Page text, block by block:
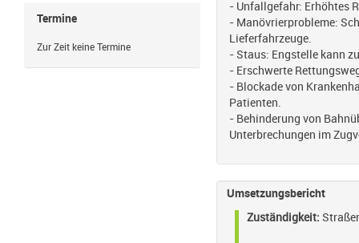
Termine
Zur Zeit keine Termine
- Unfallgefahr: Erhöhtes
- Manövrierprobleme:
Lieferfahrzeuge.
- Staus: Engstelle kann
- Erschwerte
- Blockade von
Patienten.
- Behinderung von
Unterbrechungen im
Umsetzungsbericht
Zuständigkeit: